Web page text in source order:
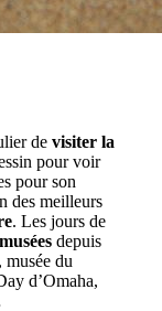
de visiter la
pour voir
pour son
des meilleurs
. Les jours de
depuis
du
d’Omaha,